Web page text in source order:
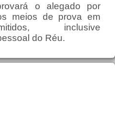
o alegado por
meios de prova em
inclusive
do Réu.